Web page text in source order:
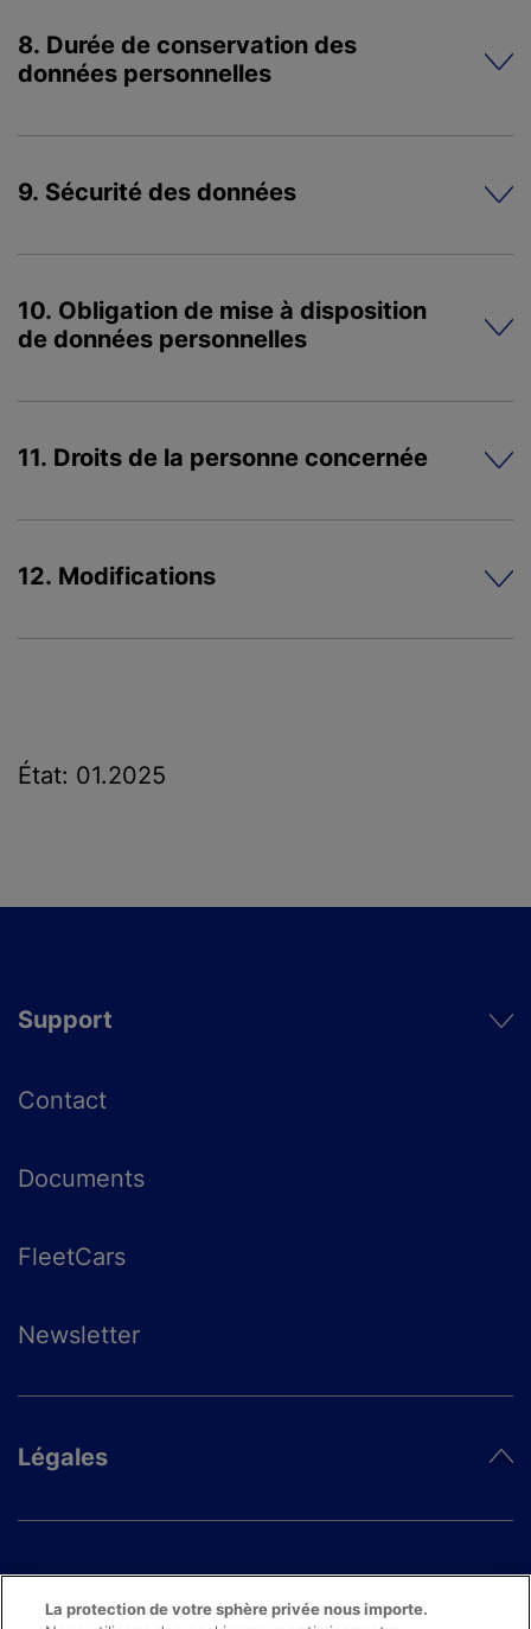
8. Durée de conservation des
données personnelles
9. Sécurité des données
10. Obligation de mise à disposition
de données personnelles
11. Droits de la personne concernée
12. Modifications
État: 01.2025
Support
Contact
Documents
FleetCars
Newsletter
Légales
La protection de votre sphère privée nous importe.